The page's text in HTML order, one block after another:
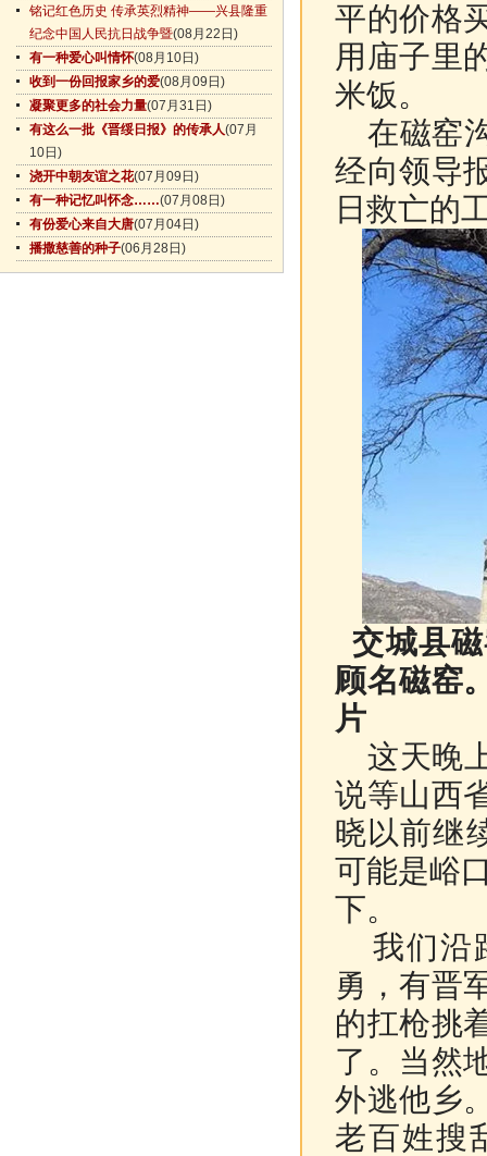
铭记红色历史 传承英烈精神——兴县隆重
纪念中国人民抗日战争暨(08月22日)
有一种爱心叫情怀(08月10日)
收到一份回报家乡的爱(08月09日)
凝聚更多的社会力量(07月31日)
有这么一批《晋绥日报》的传承人(07月
10日)
浇开中朝友谊之花(07月09日)
有一种记忆叫怀念……(07月08日)
有份爱心来自大唐(07月04日)
播撒慈善的种子(06月28日)
平的价格
用庙子里
米饭。
在磁窑
经向领导
日救亡的
交城县
顾名磁窑
片
这天晚
说等山西
晓以前继
可能是峪
下。
我们沿
勇，有晋
的扛枪挑
了。当然
外逃他乡
老百姓搜